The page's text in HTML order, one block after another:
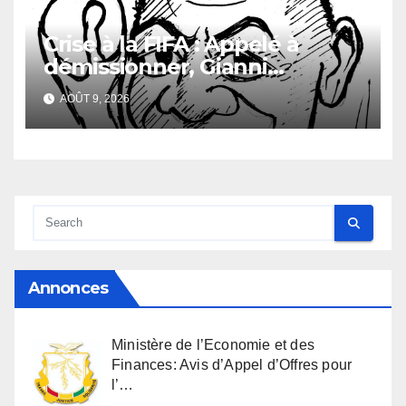
Crise à la FIFA : Appelé à
démissionner, Gianni
Infantino vacille
AOÛT 9, 2026
Annonces
Ministère de l’Economie et des
Finances: Avis d’Appel d’Offres pour
l’…